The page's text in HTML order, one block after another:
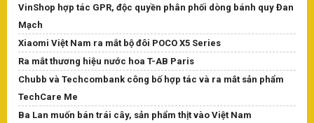
VinShop hợp tác GPR, độc quyền phân phối dòng bánh quy Đan
Mạch
Xiaomi Việt Nam ra mắt bộ đôi POCO X5 Series
Ra mắt thương hiệu nước hoa T-AB Paris
Chubb và Techcombank công bố hợp tác và ra mắt sản phẩm
TechCare Me
Ba Lan muốn bán trái cây, sản phẩm thịt vào Việt Nam